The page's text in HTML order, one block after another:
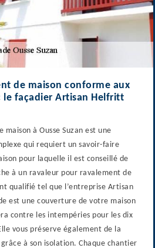
de maison conforme aux
le façadier Artisan Helfritt
maison à Ousse Suzan est une
qui requiert un savoir-faire
pour laquelle il est conseillé de
à un ravaleur pour ravalement de
qualifié tel que l’entreprise Artisan
est une couverture de votre maison
contre les intempéries pour les dix
vous préserve également de la
à son isolation. Chaque chantier